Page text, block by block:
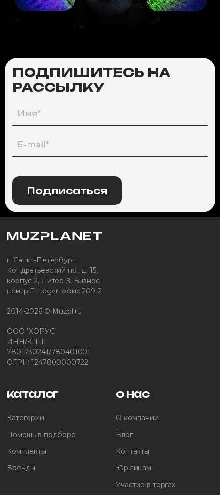
ПОДПИШИТЕСЬ НА
РАССЫЛКУ
Подписаться
г. Санкт-Петербург,
Кондратьевский пр., д. 15,
корпус 2, Литер З, Бизнес-
центр F. Leger, офис 209-2
2014-2026 © Muzpl.ru
ООО "ХОРУС"
ИНН/КПП:
7801730241/780401001
ОГРН: 1247800000722
каталог
Категории
Помощь в подборе
Комплекты
Бренды
о нас
О компании
Блог
Контакты
Юр.лицам
Участие в торгах